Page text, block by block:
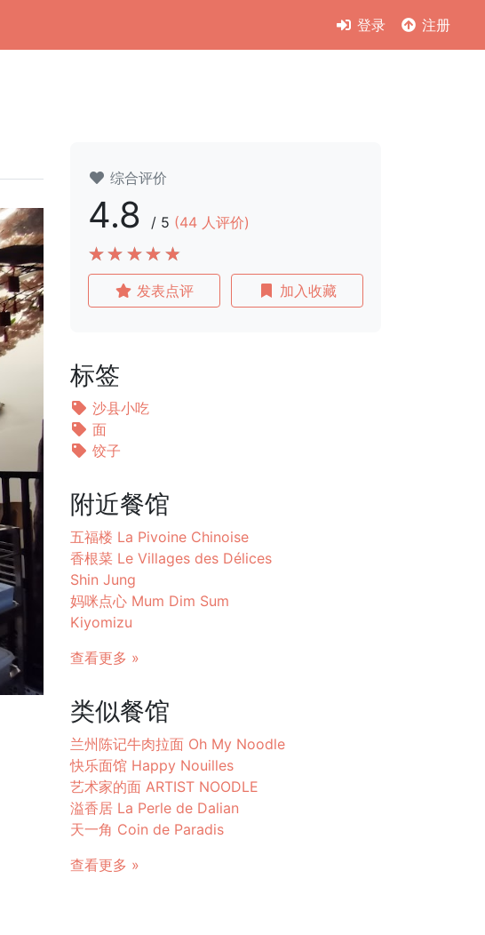
登录 注册
综合评价
4.8 / 5 (44 人评价)
发表点评 加入收藏
标签
沙县小吃
面
饺子
附近餐馆
五福楼 La Pivoine Chinoise
香根菜 Le Villages des Délices
Shin Jung
妈咪点心 Mum Dim Sum
Kiyomizu
查看更多 »
类似餐馆
兰州陈记牛肉拉面 Oh My Noodle
快乐面馆 Happy Nouilles
艺术家的面 ARTIST NOODLE
溢香居 La Perle de Dalian
天一角 Coin de Paradis
查看更多 »